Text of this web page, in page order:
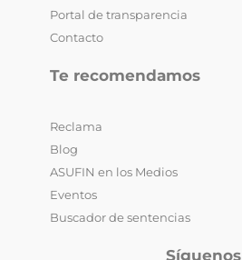
Portal de transparencia
Contacto
Te recomendamos
Reclama
Blog
ASUFIN en los Medios
Eventos
Buscador de sentencias
Síguenos